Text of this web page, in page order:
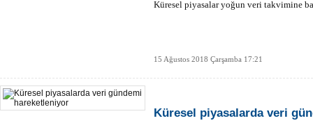
Küresel piyasalar yoğun veri takvimine
15 Ağustos 2018 Çarşamba 17:21
Küresel piyasalarda veri